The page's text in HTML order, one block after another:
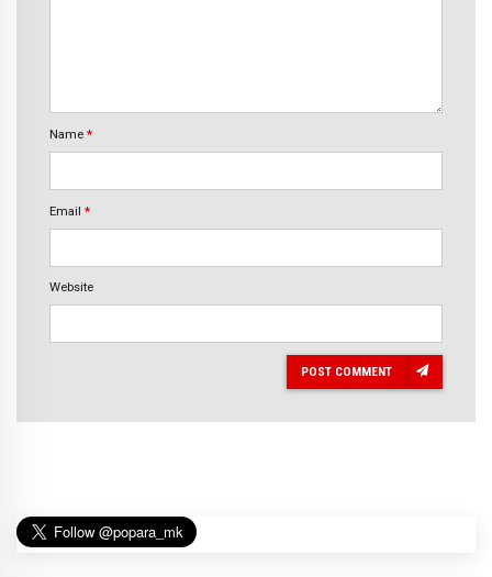
Name *
Email *
Website
POST COMMENT